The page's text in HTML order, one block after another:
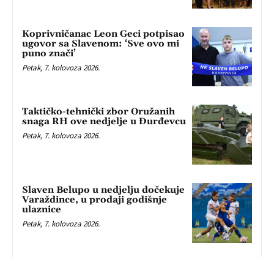
Koprivničanac Leon Geci potpisao
ugovor sa Slavenom: ‘Sve ovo mi
puno znači’
Petak, 7. kolovoza 2026.
Taktičko-tehnički zbor Oružanih
snaga RH ove nedjelje u Đurđevcu
Petak, 7. kolovoza 2026.
Slaven Belupo u nedjelju dočekuje
Varaždince, u prodaji godišnje
ulaznice
Petak, 7. kolovoza 2026.